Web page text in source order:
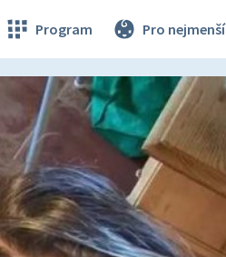
Program Pro nejmenší